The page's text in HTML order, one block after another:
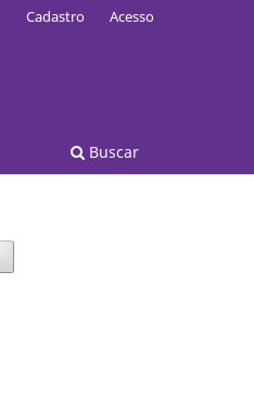
Buscar
Cadastro Acesso